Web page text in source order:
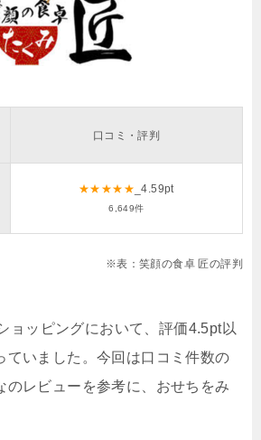
口コミ・評判
★★★★★ _4.59pt
6,649件
※表：笑顔の食卓 匠の評判
ョッピングにおいて、評価4.5pt以
ていました。今回は口コミ件数の
のレビューを参考に、おせちをみ